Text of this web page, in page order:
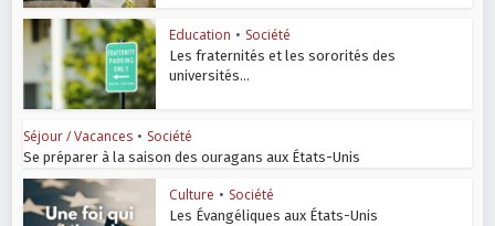
Education • Société
Les fraternités et les sororités des
universités...
Séjour / Vacances • Société
Se préparer à la saison des ouragans aux États-Unis
Culture • Société
Les Évangéliques aux États-Unis